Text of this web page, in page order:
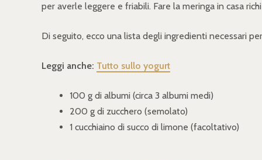
per averle leggere e friabili. Fare la meringa in casa
Di seguito, ecco una lista degli ingredienti necessari
Leggi anche: Tutto sullo yogurt
100 g di albumi (circa 3 albumi medi)
200 g di zucchero (semolato)
1 cucchiaino di succo di limone (facoltativo)